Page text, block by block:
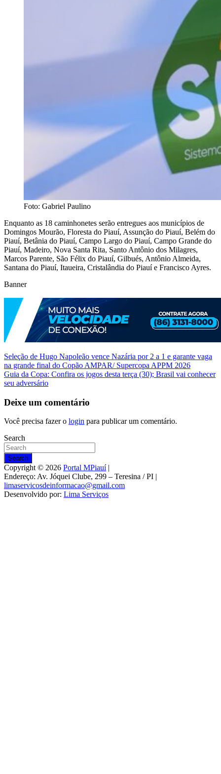
Foto: Gabriel Paulino
Enquanto as 18 caminhonetes serão entregues aos municípios de
Domingos Mourão, Floresta do Piauí, Assunção do Piauí, Belém do
Piauí, Betânia do Piauí, Campo Largo do Piauí, Campo Grande do
Piauí, Madeiro, Nova Santa Rita, Santo Antônio dos Milagres,
Marcos Parente, São Félix do Piauí, Gilbués, Antônio Almeida,
Santana do Piauí, Itaueira, Cristalândia do Piauí e Francisco Ayres.
Banner
Navegação
de
Post
Seleção de Hugo Napoleão vence Nazária por 2 a 1 e garante vaga
na grande final do Copão AMPAR/ Supercopa APPM 2026
Guia da Copa: Confira os jogos desta terça (30); Brasil vai conhecer
seu adversário
Deixe um comentário
Você precisa fazer o login para publicar um comentário.
Search
Search
Copyright © 2026 Portal MPiauí|
Endereço: Av. Jóquei Clube, 299 – Teresina / PI |
limaservicosdeinformacao@gmail.com
Desenvolvido por: Lima Serviços